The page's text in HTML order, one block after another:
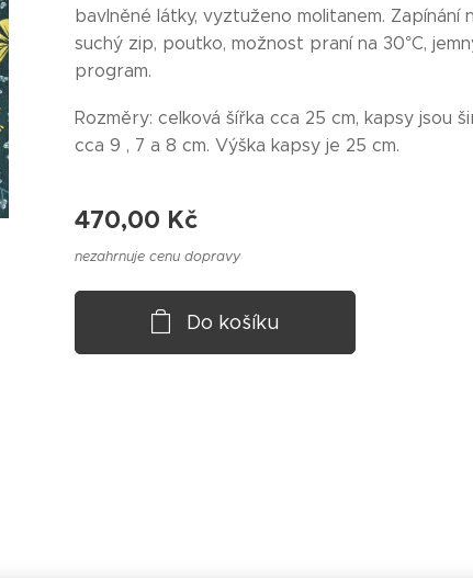
bavlněné látky, vyztuženo molitanem. Zapínání
suchý zip, poutko, možnost praní na 30°C,
program.
Rozměry: celková šířka cca 25 cm, kapsy jsou
cca 9 , 7 a 8 cm. Výška kapsy je 25 cm.
470,00 Kč
nezahrnuje cenu dopravy
Do košíku